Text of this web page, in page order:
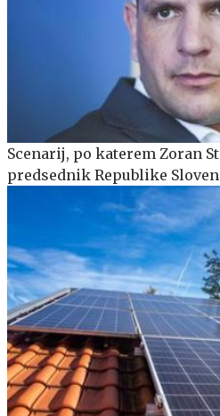
Scenarij, po katerem Zoran
predsednik Republike